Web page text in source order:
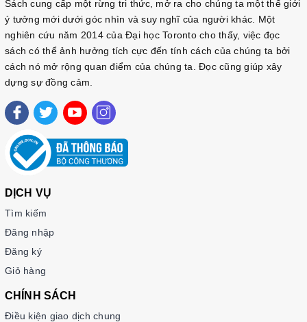
Sách cung cấp một rừng tri thức, mở ra cho chúng ta một thế giới
ý tưởng mới dưới góc nhìn và suy nghĩ của người khác. Một
nghiên cứu năm 2014 của Đại học Toronto cho thấy, việc đọc
sách có thể ảnh hưởng tích cực đến tính cách của chúng ta bởi
cách nó mở rộng quan điểm của chúng ta. Đọc cũng giúp xây
dựng sự đồng cảm.
DỊCH VỤ
Tìm kiếm
Đăng nhập
Đăng ký
Giỏ hàng
CHÍNH SÁCH
Điều kiện giao dịch chung